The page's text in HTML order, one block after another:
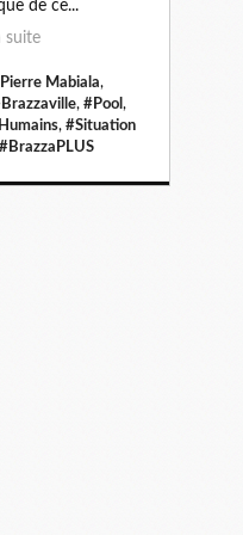
de ce...
suite
Mabiala,
, #Pool ,
, #Situation
#BrazzaPLUS